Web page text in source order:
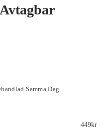
Samma Dag.
449kr